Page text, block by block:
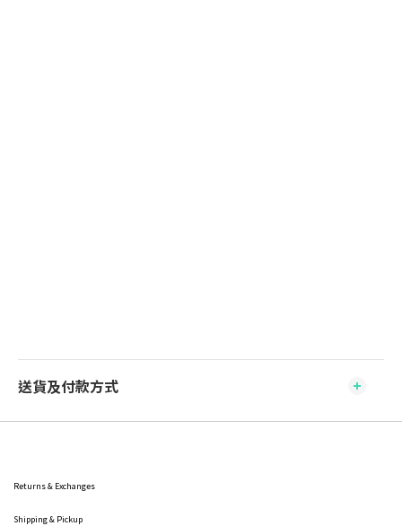
送貨及付款方式
Returns & Exchanges
Shipping& Pickup